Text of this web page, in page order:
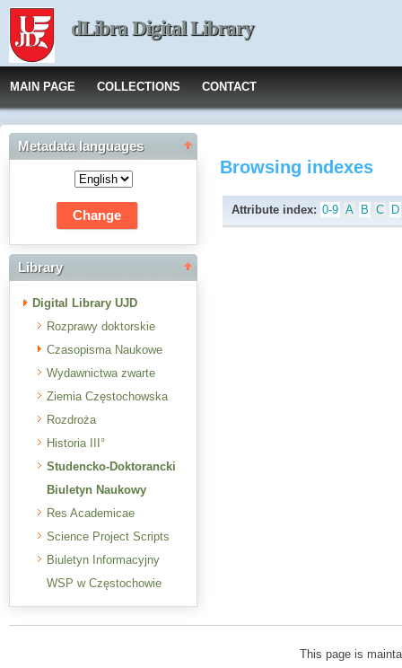
dLibra Digital Library
MAIN PAGE COLLECTIONS CONTACT
Metadata languages
Library
Digital Library UJD
Rozprawy doktorskie
Czasopisma Naukowe
Wydawnictwa zwarte
Ziemia Częstochowska
Rozdroża
Historia III°
Studencko-Doktorancki
Biuletyn Naukowy
Res Academicae
Science Project Scripts
Biuletyn Informacyjny
WSP w Częstochowie
Browsing indexes
Attribute index: 0-9 A B C D
This page is